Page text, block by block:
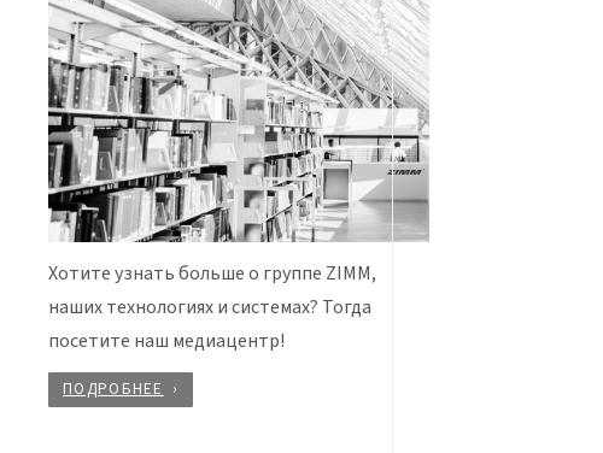
Хотите узнать больше о группе ZIMM,
наших технологиях и системах? Тогда
посетите наш медиацентр!
ПОДРОБНЕЕ